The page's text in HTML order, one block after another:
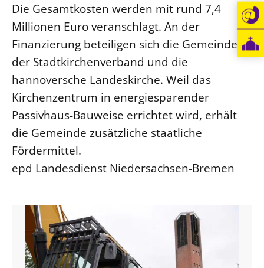
Die Gesamtkosten werden mit rund 7,4
Millionen Euro veranschlagt. An der
Finanzierung beteiligen sich die Gemeinde,
der Stadtkirchenverband und die
hannoversche Landeskirche. Weil das
Kirchenzentrum in energiesparender
Passivhaus-Bauweise errichtet wird, erhält
die Gemeinde zusätzliche staatliche
Fördermittel.
epd Landesdienst Niedersachsen-Bremen
NKVK
Öffentlichkeitsarbeit
Personalausschuss
Recht
Terminstundenplaner